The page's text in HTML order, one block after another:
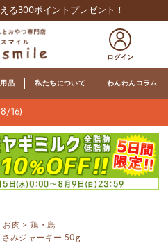
る300ポイントプレゼント！
品 私たちについて わんわんコラム
16)
お肉
鶏・鳥
さみジャーキー 50g